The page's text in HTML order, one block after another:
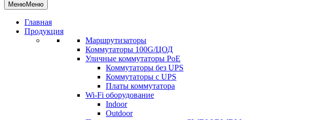
МенюМеню
Главная
Продукция
Маршрутизаторы
Коммутаторы 100G/ЦОД
Уличные коммутаторы PoE
Коммутаторы без UPS
Коммутаторы с UPS
Платы коммутатора
Wi-Fi оборудование
Indoor
Outdoor